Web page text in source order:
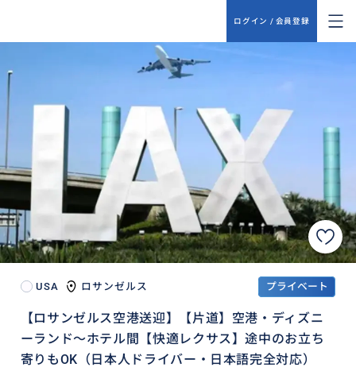
ログイン / 会員登録
USA ロサンゼルス プライベート
【ロサンゼルス空港送迎】【片道】空港・ディズニ
ーランド〜ホテル間【快適レクサス】途中のお立ち
寄りもOK（日本人ドライバー・日本語完全対応）